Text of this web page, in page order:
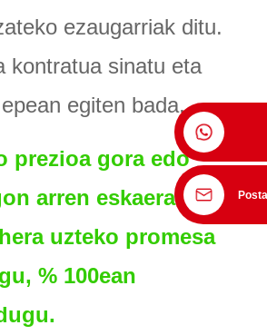
ezaugarriak ditu.
kontratua sinatu eta
egiten bada,
prezioa gora edo
arren eskaera ez
uzteko promesa
% 100ean